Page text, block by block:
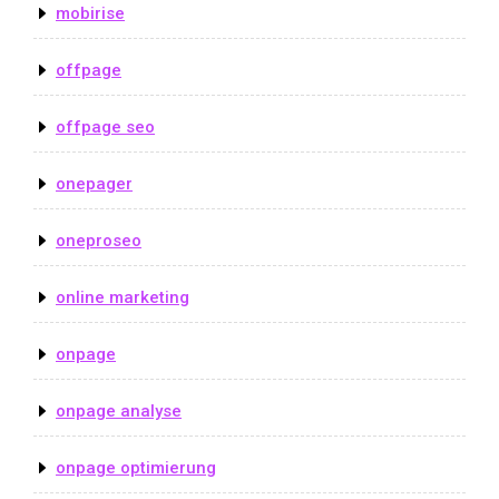
mobirise
offpage
offpage seo
onepager
oneproseo
online marketing
onpage
onpage analyse
onpage optimierung